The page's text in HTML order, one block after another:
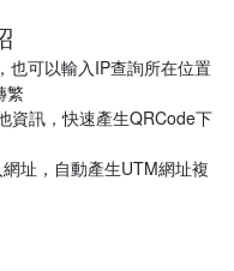
也可以輸入IP查詢所在位置
繁
資訊，快速產生QRCode下
址，自動產生UTM網址複